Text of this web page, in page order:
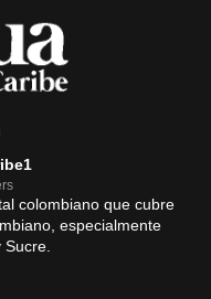
colombiano que cubre
especialmente